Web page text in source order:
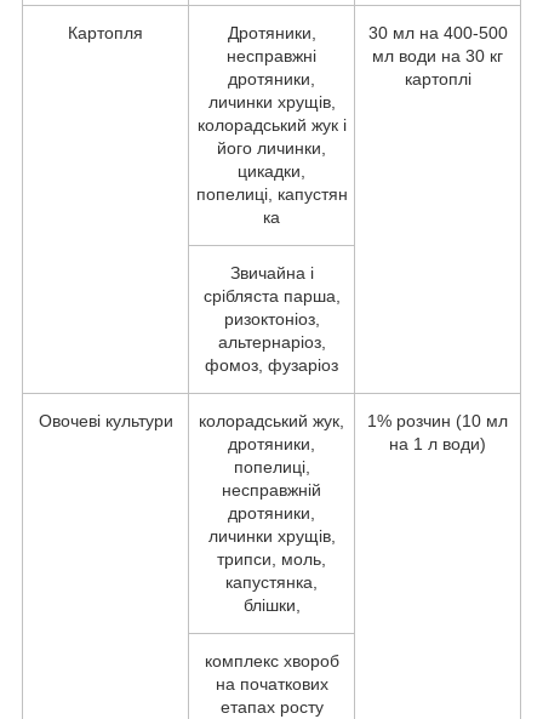
Картопля
Дротяники,
несправжні
дротяники,
личинки хрущів,
колорадський жук і
його личинки,
цикадки,
попелиці, капустян
ка
30 мл на 400-500
мл води на 30 кг
картоплі
Звичайна і
срібляста парша,
ризоктоніоз,
альтернаріоз,
фомоз, фузаріоз
Овочеві культури
колорадський жук,
дротяники,
попелиці,
несправжній
дротяники,
личинки хрущів,
трипси, моль,
капустянка,
блішки,
1% розчин (10 мл
на 1 л води)
комплекс хвороб
на початкових
етапах росту